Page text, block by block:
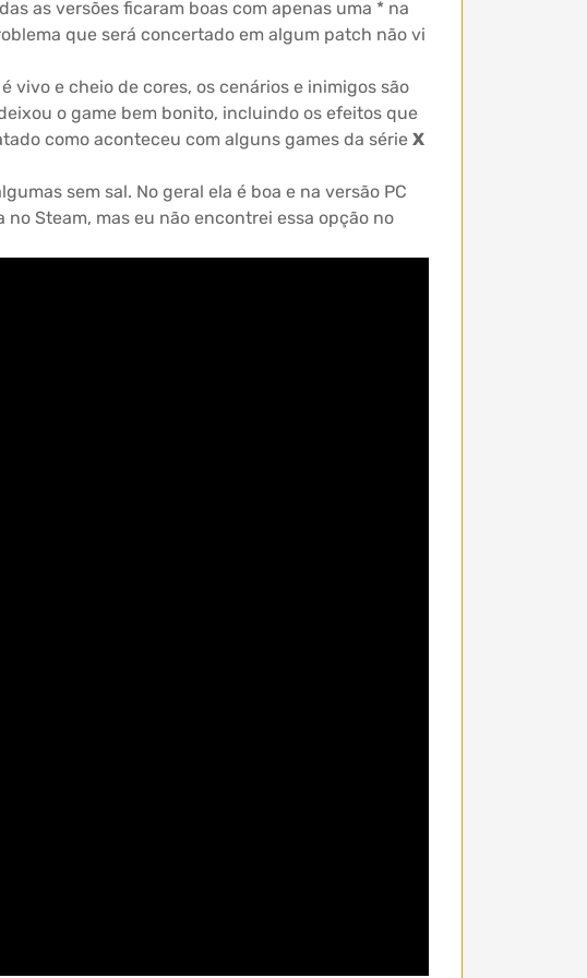
as versões ficaram boas com apenas uma * na
que será concertado em algum patch não vi
vivo e cheio de cores, os cenários e inimigos são
o game bem bonito, incluindo os efeitos que
como aconteceu com alguns games da série X
sem sal. No geral ela é boa e na versão PC
Steam, mas eu não encontrei essa opção no